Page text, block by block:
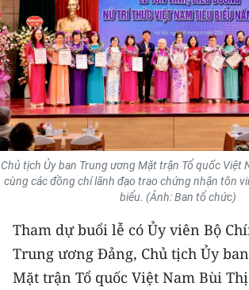
GIÁO DỤC
Y TẾ
KHOA HỌC - CÔNG NGHỆ
MÔI TRƯỜNG
BẠN ĐỌC
KIỂM CHỨNG THÔNG TIN
TRI THỨC CHUYÊN SÂU
54 DÂN TỘC VIỆT NAM
Chủ tịch Ủy ban Trung ương Mặt trận Tổ quốc Việt
cùng các đồng chí lãnh đạo trao chứng nhận tôn
biểu. (Ảnh: Ban tổ chức)
Tham dự buổi lễ có Ủy viên Bộ
Trung ương Đảng, Chủ tịch Ủy
Mặt trận Tổ quốc Việt Nam Bùi